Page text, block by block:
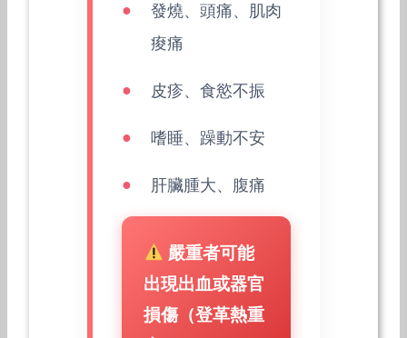
發燒、頭痛、肌肉
痠痛
皮疹、食慾不振
嗜睡、躁動不安
肝臟腫大、腹痛
嚴重者可能
出現出血或器官
損傷（登革熱重